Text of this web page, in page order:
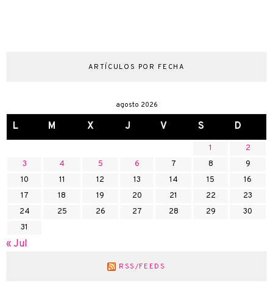
ARTÍCULOS POR FECHA
agosto 2026
L M X J V S D
1
2
3
4 5 6 7 8
9
10
11 12 13 14 15
16
17
18 19 20 21 22
23
24
25 26 27 28 29
30
31
« Jul
RSS/FEEDS